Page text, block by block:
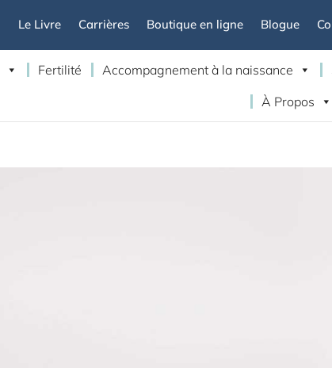
Le Livre Carrières Boutique en ligne Blogue
Fertilité Accompagnement à la naissance
À Propos